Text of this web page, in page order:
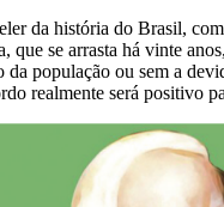
da história do Brasil,
que se arrasta há vinte
da população ou sem a
realmente será positivo